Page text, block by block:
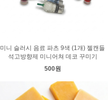
미니 슬러시 음료 파츠 9색 (1개) 젤캔들
석고방향제 미니어쳐 데코 꾸미기
500원